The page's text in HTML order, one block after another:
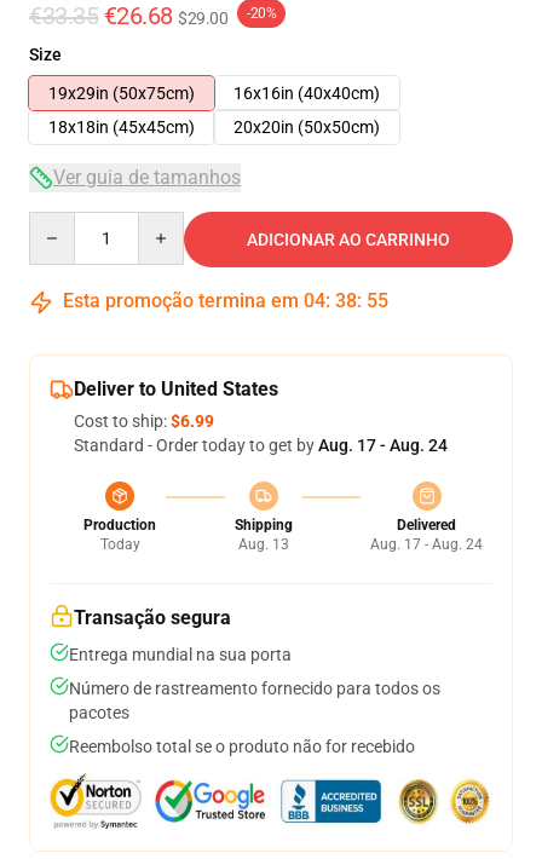
€33.35 €26.68 $29.00 -20%
Size
19x29in (50x75cm)
16x16in (40x40cm)
18x18in (45x45cm)
20x20in (50x50cm)
Ver guia de tamanhos
ADICIONAR AO CARRINHO
Esta promoção termina em 04: 38: 54
Deliver to United States
Cost to ship:$6.99
Standard - Order today to get byAug. 17 - Aug. 24
Production
Today
Shipping
Aug. 13
Delivered
Aug. 17 - Aug. 24
Transação segura
Entrega mundial na sua porta
Número de rastreamento fornecido para todos os
pacotes
Reembolso total se o produto não for recebido